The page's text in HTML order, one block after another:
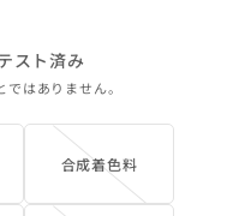
スト済み
はありません。
合成着色料